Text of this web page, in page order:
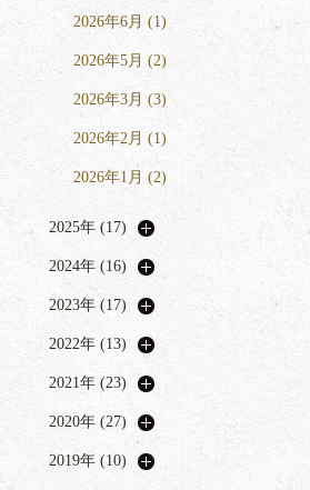
2026年6月 (1)
2026年5月 (2)
2026年3月 (3)
2026年2月 (1)
2026年1月 (2)
2025年 (17)
2024年 (16)
2023年 (17)
2022年 (13)
2021年 (23)
2020年 (27)
2019年 (10)